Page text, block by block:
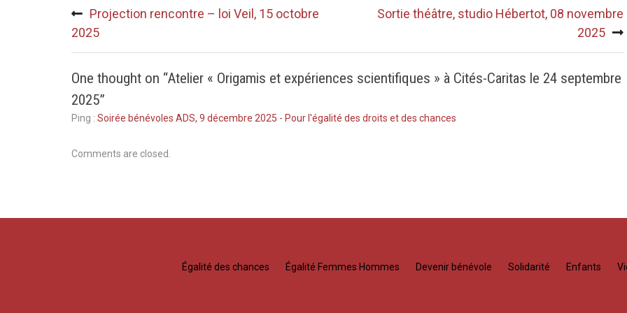
de
Projection rencontre – loi Veil, 15 octobre
2025
Sortie théâtre, studio Hébertot, 08 novembre
2025
One thought on “Atelier « Origamis et expériences scientifiques » à Cités-Caritas le 24 septembre
2025”
Ping : Soirée bénévoles ADS, 9 décembre 2025 - Pour l'égalité des droits et des chances
Comments are closed.
Égalité des chances Égalité Femmes Hommes Devenir bénévole Solidarité Enfants